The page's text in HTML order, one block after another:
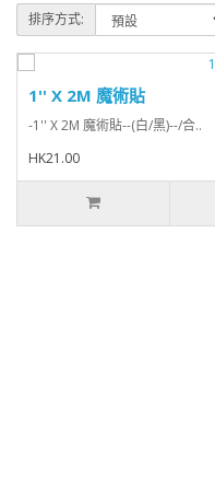
排序方式:
1'' X 2M 魔術貼
-1'' X 2M 魔術貼--(白/黑)--/合..
HK21.00